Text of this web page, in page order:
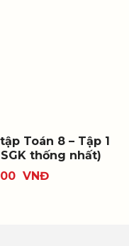
Toán 8 – Tập 1
thống nhất)
VNĐ